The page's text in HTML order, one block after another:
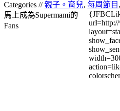
Categories //親子。育兒, 每周節目 ,
馬上成為Supermami的
Fans